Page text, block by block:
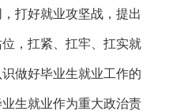
打好就业攻坚战，提出
，扛紧、扛牢、扛实就
做好毕业生就业工作的
生就业作为重大政治责